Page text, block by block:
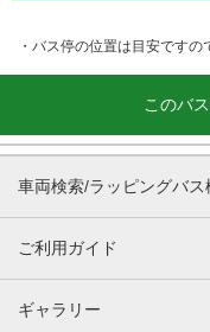
・バス停の位置は目安ですの
このバ
車両検索/ラッピングバス
ご利用ガイド
ギャラリー